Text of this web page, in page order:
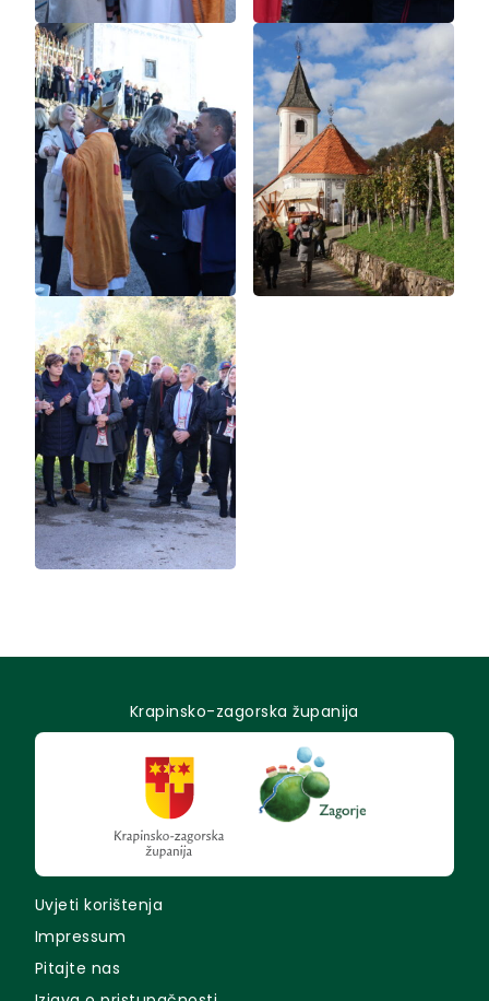
Krapinsko-zagorska županija
Uvjeti korištenja
Impressum
Pitajte nas